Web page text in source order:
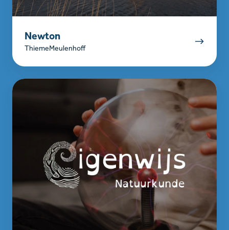
Newton
ThiemeMeulenhoff
Eigenwijs